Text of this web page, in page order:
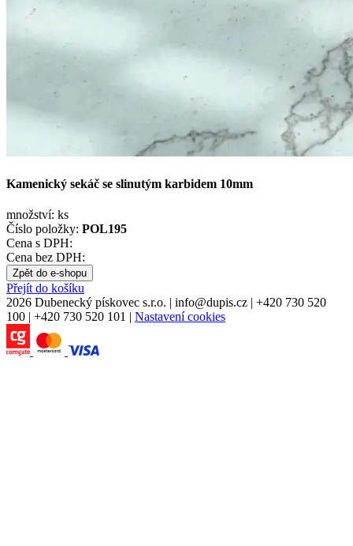
Kamenický sekáč se slinutým karbidem 10mm
množství: ks
Číslo položky: POL195
Cena s DPH:
Cena bez DPH:
Zpět do e-shopu
Přejít do košíku
2026 Dubenecký pískovec s.r.o. | info@dupis.cz | +420 730 520
100 | +420 730 520 101 | Nastavení cookies